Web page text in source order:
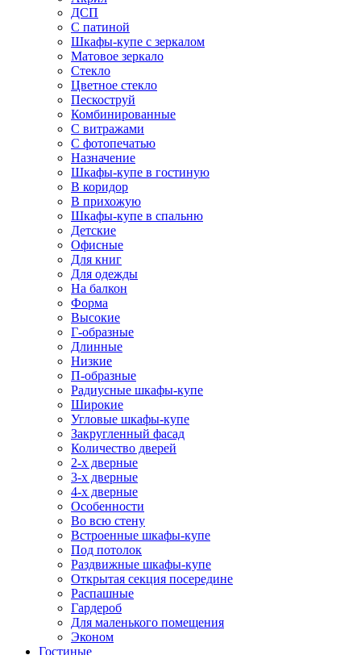
ДСП
С патиной
Шкафы-купе с зеркалом
Матовое зеркало
Стекло
Цветное стекло
Пескоструй
Комбинированные
С витражами
С фотопечатью
Назначение
Шкафы-купе в гостиную
В коридор
В прихожую
Шкафы-купе в спальню
Детские
Офисные
Для книг
Для одежды
На балкон
Форма
Высокие
Г-образные
Длинные
Низкие
П-образные
Радиусные шкафы-купе
Широкие
Угловые шкафы-купе
Закругленный фасад
Количество дверей
2-х дверные
3-х дверные
4-х дверные
Особенности
Во всю стену
Встроенные шкафы-купе
Под потолок
Раздвижные шкафы-купе
Открытая секция посередине
Распашные
Гардероб
Для маленького помещения
Эконом
Гостиные